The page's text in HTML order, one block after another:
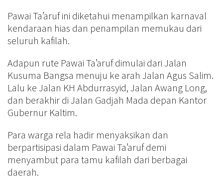
Pawai Ta’aruf ini diketahui menampilkan karnaval
kendaraan hias dan penampilan memukau dari
seluruh kafilah.
Adapun rute Pawai Ta’aruf dimulai dari Jalan
Kusuma Bangsa menuju ke arah Jalan Agus Salim.
Lalu ke Jalan KH Abdurrasyid, Jalan Awang Long,
dan berakhir di Jalan Gadjah Mada depan Kantor
Gubernur Kaltim.
Para warga rela hadir menyaksikan dan
berpartisipasi dalam Pawai Ta’aruf demi
menyambut para tamu kafilah dari berbagai
daerah.